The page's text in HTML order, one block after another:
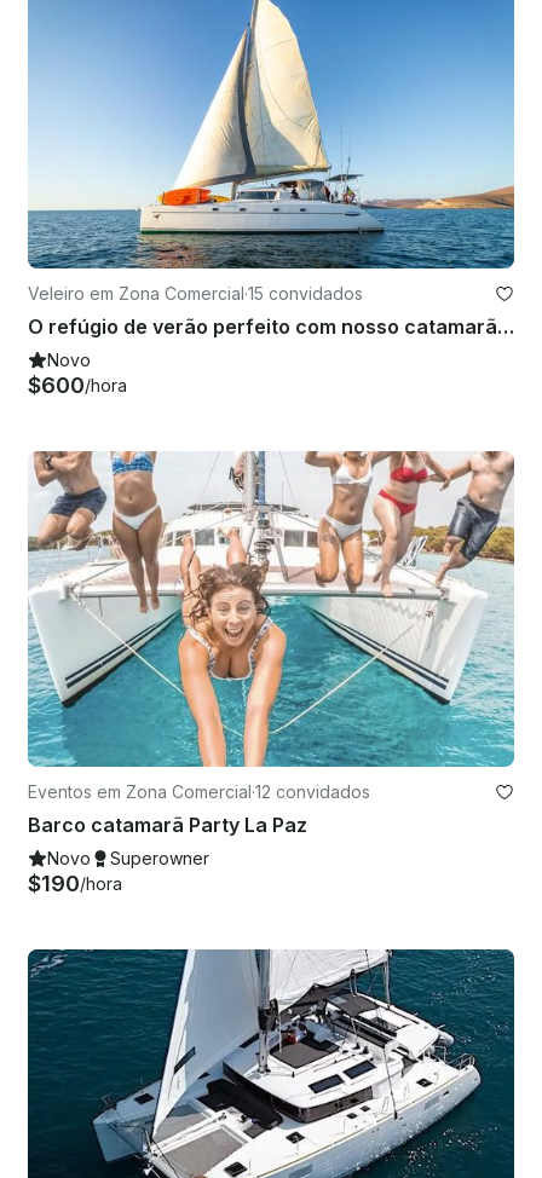
Veleiro em Zona Comercial·15 convidados
O refúgio de verão perfeito com nosso catamarã à vela de 45 pés
Novo
$600/hora
Eventos em Zona Comercial·12 convidados
Barco catamarã Party La Paz
Novo Superowner
$190/hora